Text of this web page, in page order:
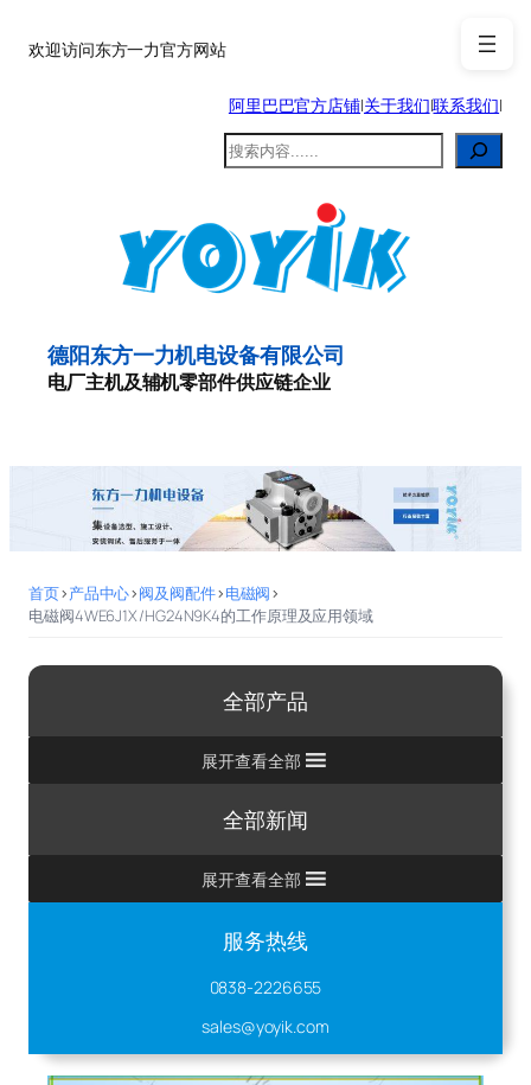
至欢迎访问东方一力官方网站
阿里巴巴官方店铺|关于我们|联系我们|
搜
索
德阳东方一力机电设备有限公司
电厂主机及辅机零部件供应链企业
首页>产品中心>阀及阀配件>电磁阀>
电磁阀4WE6J1X/HG24N9K4的工作原理及应用领域
全部产品
展开查看全部
全部新闻
展开查看全部
服务热线
0838-2226655
sales@yoyik.com